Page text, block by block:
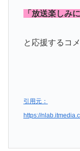
「放送楽しみ
と応援するコ
引用元：
https://